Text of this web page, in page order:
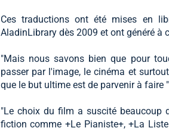
Ces traductions ont été mises en
AladinLibrary dès 2009 et ont généré à
"Mais nous savons bien que pour
passer par l'image, le cinéma et
que le but ultime est de parvenir à faire
"Le choix du film a suscité beaucoup
fiction comme +Le Pianiste+, +La